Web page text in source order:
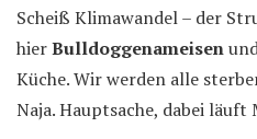
Scheiß Klimawandel – der
hierBulldoggenameisen
Küche. Wir werden alle
Naja. Hauptsache, dabei läuft